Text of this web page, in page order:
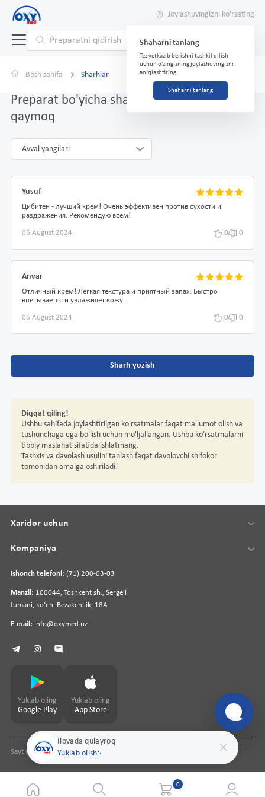
Joylashuvingizni ko'rsating
Shaharni tanlang
Tez yetkazib berishni tashkil qilish
uchun o'zingizning joylashuvingizni
aniqlashtiring
Shaharni tanlang
Bosh sahifa Sharhlar
Preparat bo'yicha sharhlar Tsibiten, 30 g,
qaymoq
Avval yangilari
Yusuf
Цибитен - лучший крем! Очень эффективен против сухости и
раздражения. Рекомендую всем!
06 August 2024 0 0
Anvar
Отличный крем! Легкая текстура и приятный запах. Быстро
впитывается и увлажняет кожу.
06 August 2024 0 0
Sharh yozish
Diqqat qiling!
Ushbu sahifada joylashtirilgan ko'rsatmalar faqat ma'lumot olish va
tushunchaga ega bo'lish uchun mo'ljallangan. Ushbu ko'rsatmalarni
tibbiy maslahat sifatida ishlatmang.
Tashxis va davolash usulini tanlash faqat davolovchi shifokor
tomonidan amalga oshiriladi!
Ilovada qulayroq
Yuklab olish
Ishonch telefoni: (71) 200-03-03
Manzil: 100044, Toshkent sh., Sergeli
tumani, koʻch. Bezakchilik, 18A
E-mail: info@oxymed.uz
Xaridor uchun
Kompaniya
Yuklab oling
Google Play
Yuklab oling
App Store
Sayt yaratuvchipharmit.uz
0